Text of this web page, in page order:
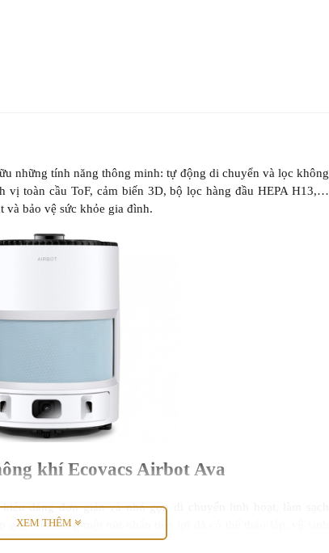
những tính năng thông minh: tự động di chuyển và lọc không
vị toàn cầu ToF, cảm biến 3D, bộ lọc hàng đầu HEPA H13,…
và bảo vệ sức khỏe gia đình.
khí Ecovacs Airbot Ava
dáng đơn giản và nhỏ gọn di chuyển linh hoạt, làm sạch
giấy chỉ bằng một nút nhấn tiện lợi đã có thể tháo lắp, vệ sinh
XEM THÊM